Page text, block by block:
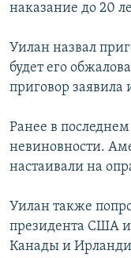
наказание до 20
Уилан назвал
будет его
приговор заявила
Ранее в
невиновности.
настаивали на
Уилан также
президента США
Канады и